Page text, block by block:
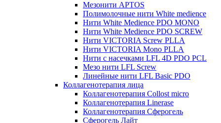
Мезонити APTOS
Полимолочные нити White medience
Нити White Medience PDO MONO
Нити White Medience PDO SCREW
Нити VICTORIA Screw PLLA
Нити VICTORIA Mono PLLA
Нити с насечками LFL 4D PDO PCL
Мезо нити LFL Screw
Линейные нити LFL Basic PDO
Коллагенотерапия лица
Коллагенотерапия Collost micro
Коллагенотерапия Linerase
Коллагенотерапия Сферогель
Сферогель Лайт